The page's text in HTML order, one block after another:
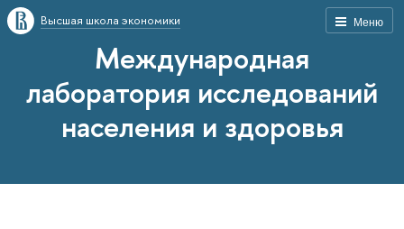
Меню
Высшая школа экономики
Международная
лаборатория исследований
населения и здоровья